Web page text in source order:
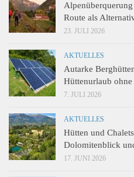
Route als
23. JULI 2026
AKTUELLES
Autarke
Hüttenurlaub ohne
7. JULI 2026
AKTUELLES
Hütten und
Dolomitenblick
17. JUNI 2026